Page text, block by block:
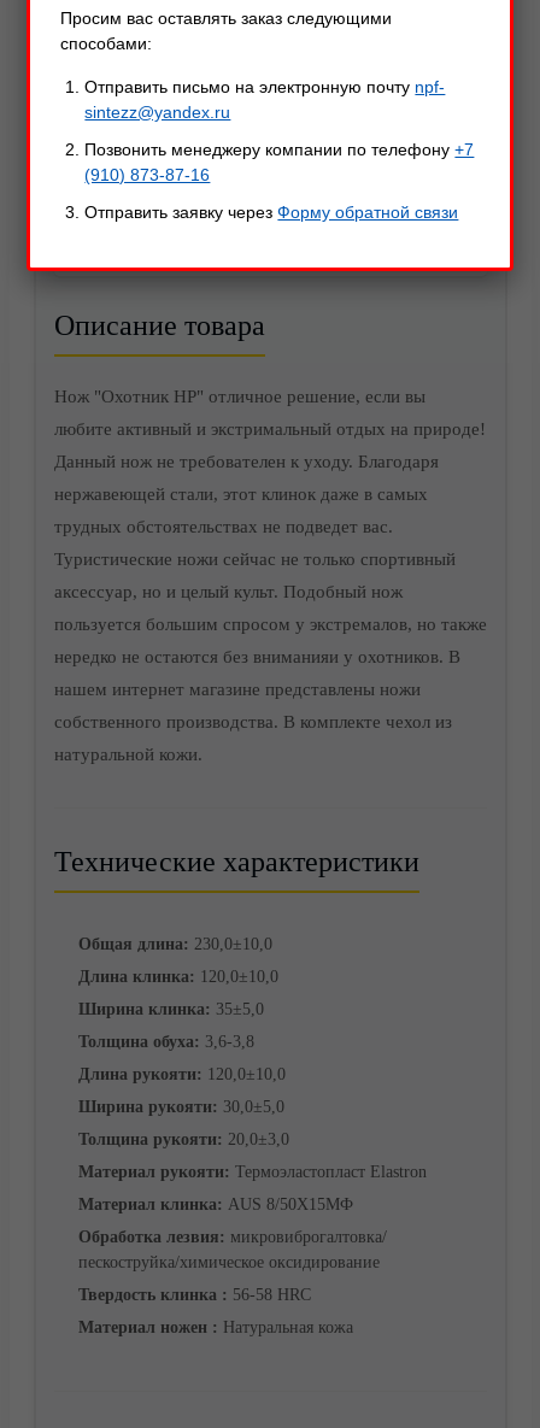
Акции
Корзина
Описание товара
Нож "Охотник НР" отличное решение, если вы
любите активный и экстримальный отдых на природе!
Данный нож не требователен к уходу. Благодаря
нержавеющей стали, этот клинок даже в самых
трудных обстоятельствах не подведет вас.
Туристические ножи сейчас не только спортивный
аксессуар, но и целый культ. Подобный нож
пользуется большим спросом у экстремалов, но также
нередко не остаются без вниманияи у охотников. В
нашем интернет магазине представлены ножи
собственного производства. В комплекте чехол из
натуральной кожи.
Технические характеристики
Общая длина: 230,0±10,0
Длина клинка: 120,0±10,0
Ширина клинка: 35±5,0
Толщина обуха: 3,6-3,8
Длина рукояти: 120,0±10,0
Ширина рукояти: 30,0±5,0
Толщина рукояти: 20,0±3,0
Материал рукояти: Термоэластопласт Elastron
Материал клинка: AUS 8/50Х15МФ
Обработка лезвия: микровиброгалтовка/
пескоструйка/химическое оксидирование
Твердость клинка : 56-58 HRC
Материал ножен : Натуральная кожа
Просим вас оставлять заказ следующими
способами:
Отправить письмо на электронную почту npf-
sintezz@yandex.ru
Позвонить менеджеру компании по телефону+7
(910) 873-87-16
Отправить заявку черезФорму обратной связи